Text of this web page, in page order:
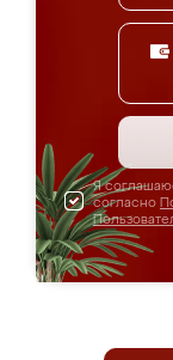
Я
согласно